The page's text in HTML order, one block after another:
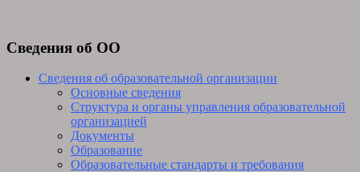
Сведения об ОО
Сведения об образовательной организации
Основные сведения
Структура и органы управления образовательной
организацией
Документы
Образование
Образовательные стандарты и требования